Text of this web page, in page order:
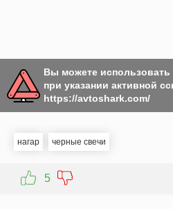
Вы можете
при указании активной
https://avtoshark.com/
нагар черные свечи
5